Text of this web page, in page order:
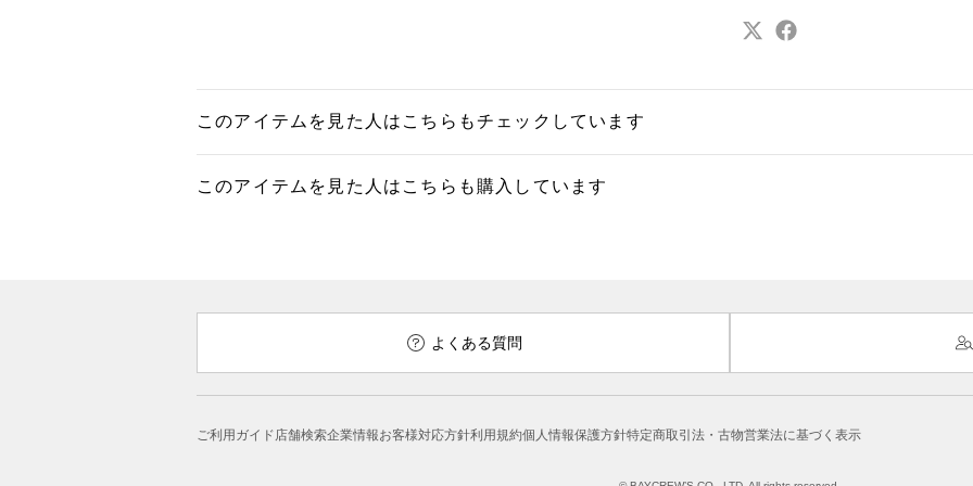
このアイテムを見た人はこちらもチェックしています
このアイテムを見た人はこちらも購入しています
よくある質問
ご利用ガイド店舗検索企業情報お客様対応方針利用規約個人情報保護方針特定商取引法・古物営業法に基づく表示